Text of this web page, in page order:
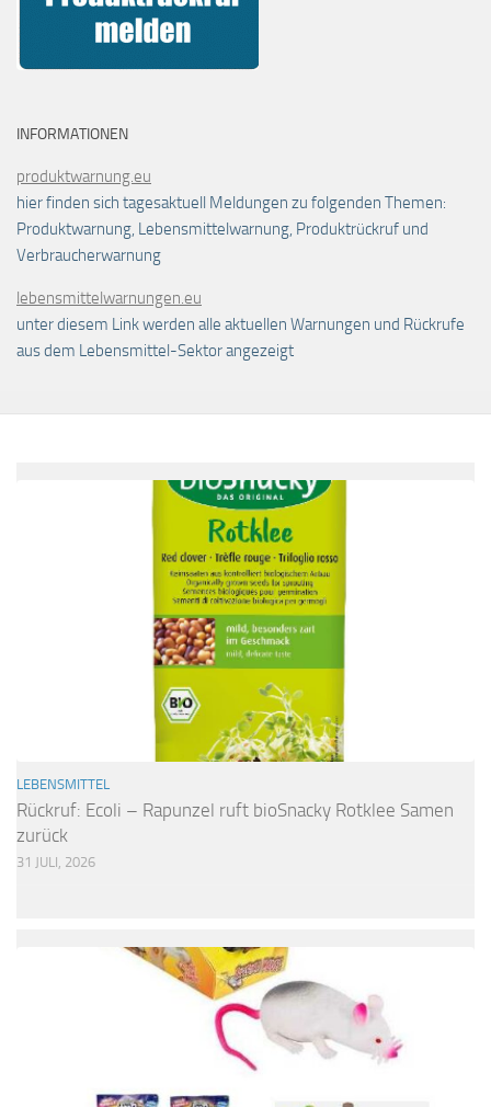
INFORMATIONEN
produktwarnung.eu
hier finden sich tagesaktuell Meldungen zu folgenden Themen:
Produktwarnung, Lebensmittelwarnung, Produktrückruf und
Verbraucherwarnung
lebensmittelwarnungen.eu
unter diesem Link werden alle aktuellen Warnungen und Rückrufe
aus dem Lebensmittel-Sektor angezeigt
LEBENSMITTEL
Rückruf: Ecoli – Rapunzel ruft bioSnacky Rotklee Samen
zurück
31 JULI, 2026